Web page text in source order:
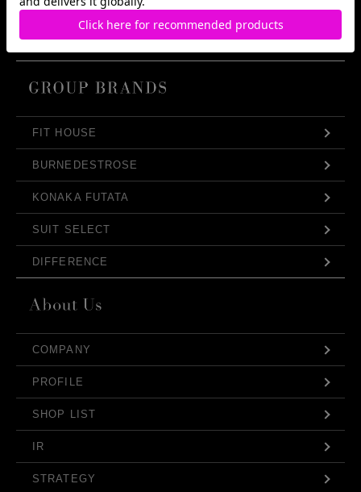
FIT HOUSE
BURNEDESTROSE
KONAKA FUTATA
SUIT SELECT
DIFFERENCE
COMPANY
PROFILE
SHOP LIST
IR
STRATEGY